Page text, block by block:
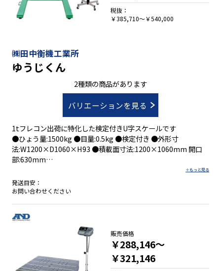
㈱田中衡機工業所
ゆうじくん
2種類の商品があります
バリエーションを見る
1tフレコン出荷に特化した検定付きU字スケールです
●ひょう量:1500kg ●目量:0.5kg ●検定付き ●外形寸
法:W1200×D1060×H93 ●積載面寸法:1200×1060mm 開口
部:630mm
●軽量フレームでワイドな積載面積
●フォークリフトの他ハンドパレットにも対応
●指示計は、ＨＤ-９０４Ｄにキャスタ付スタンドが標準装備
●プリンタ付指示計は、HD-2000Cに一体型プリンタとキャス
タ付スタンドが標準装備
●フレコンホルダ用穴加工済み
発送目安：
お問い合わせください
税抜：
￥385,710～￥540,000
販売価格
￥288,146～
￥321,146